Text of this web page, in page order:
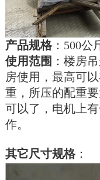
产品规格 ：500公
使用范围 ：楼房
房使用，最高可
重，所压的配重
可以了，电机上
作。
其它尺寸规格 ：